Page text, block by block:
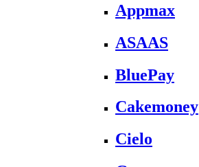
Appmax
ASAAS
BluePay
Cakemoney
Cielo